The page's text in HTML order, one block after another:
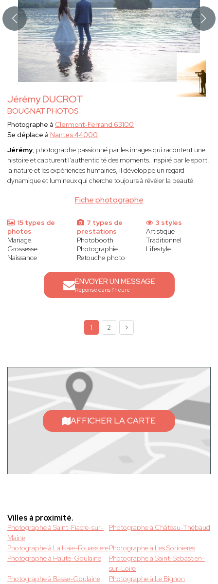
Jérémy DUCROT
BOUGNAT PHOTOS
Fiche photographe
Photographe à Clermont-Ferrand 63100
Se déplace à Nantes 44000
Jérémy, photographe passionné par les images qui racontent une
histoire et capturent l’authenticité des moments. Inspiré par le sport,
la nature et les expériences humaines, il développe un regard
dynamique et lumineux qui cherche toujours à révéler la beauté
15 types de
photos
Mariage
Grossesse
Naissance
7 types de
prestations
Photobooth
Photographie
Retouche photo
3 styles
Artistique
Traditionnel
Lifestyle
ENVOYER UN MESSAGE
Réponse dans l'heure
1 2
AFFICHER LA CARTE
Villes à proximité.
Photographe à Saint-Fiacre-sur-
Maine
Photographe à Château-Thébaud
Photographe à La Haie-FouassierePhotographe à Les Sorinieres
Photographe à Haute-Goulaine
Photographe à Saint-Sebastien-
sur-Loire
Photographe à Basse-Goulaine
Photographe à Le Bignon